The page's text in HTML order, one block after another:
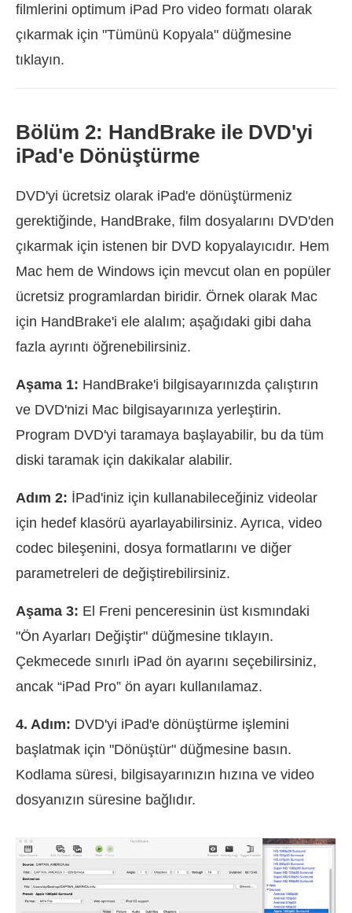
filmlerini optimum iPad Pro video formatı olarak
çıkarmak için "Tümünü Kopyala" düğmesine
tıklayın.
Bölüm 2: HandBrake ile DVD'yi
iPad'e Dönüştürme
DVD'yi ücretsiz olarak iPad'e dönüştürmeniz
gerektiğinde, HandBrake, film dosyalarını DVD'den
çıkarmak için istenen bir DVD kopyalayıcıdır. Hem
Mac hem de Windows için mevcut olan en popüler
ücretsiz programlardan biridir. Örnek olarak Mac
için HandBrake'i ele alalım; aşağıdaki gibi daha
fazla ayrıntı öğrenebilirsiniz.
Aşama 1: HandBrake'i bilgisayarınızda çalıştırın
ve DVD'nizi Mac bilgisayarınıza yerleştirin.
Program DVD'yi taramaya başlayabilir, bu da tüm
diski taramak için dakikalar alabilir.
Adım 2: İPad'iniz için kullanabileceğiniz videolar
için hedef klasörü ayarlayabilirsiniz. Ayrıca, video
codec bileşenini, dosya formatlarını ve diğer
parametreleri de değiştirebilirsiniz.
Aşama 3: El Freni penceresinin üst kısmındaki
"Ön Ayarları Değiştir" düğmesine tıklayın.
Çekmecede sınırlı iPad ön ayarını seçebilirsiniz,
ancak “iPad Pro” ön ayarı kullanılamaz.
4. Adım: DVD'yi iPad'e dönüştürme işlemini
başlatmak için "Dönüştür" düğmesine basın.
Kodlama süresi, bilgisayarınızın hızına ve video
dosyanızın süresine bağlıdır.